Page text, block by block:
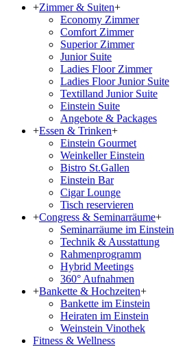
+Zimmer & Suiten+
Economy Zimmer
Comfort Zimmer
Superior Zimmer
Junior Suite
Ladies Floor Zimmer
Ladies Floor Junior Suite
Textilland Junior Suite
Einstein Suite
Angebote & Packages
+Essen & Trinken+
Einstein Gourmet
Weinkeller Einstein
Bistro St.Gallen
Einstein Bar
Cigar Lounge
Tisch reservieren
+Congress & Seminarräume+
Seminarräume im Einstein
Technik & Ausstattung
Rahmenprogramm
Hybrid Meetings
360° Aufnahmen
+Bankette & Hochzeiten+
Bankette im Einstein
Heiraten im Einstein
Weinstein Vinothek
Fitness & Wellness